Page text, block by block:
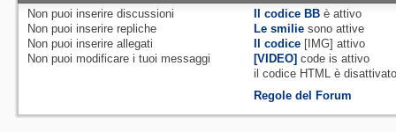
Non puoi inserire discussioni
Non puoi inserire repliche
Non puoi inserire allegati
Non puoi modificare i tuoi messaggi
Il codice BB èattivo
Le smilie sono attive
Il codice [IMG]attivo
[VIDEO] code isattivo
il codice HTML è
Regole del Forum